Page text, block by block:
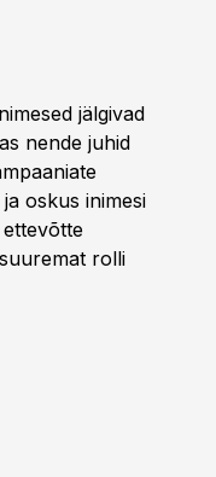
jälgivad
nende juhid
oskus inimesi
rolli